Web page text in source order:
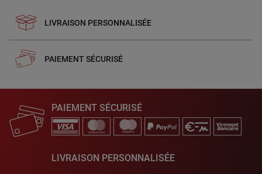
LIVRAISON PERSONNALISÉE
PAIEMENT SÉCURISÉ
PAIEMENT SÉCURISÉ
LIVRAISON PERSONNALISÉE